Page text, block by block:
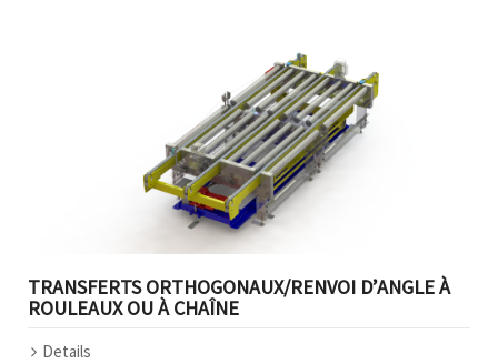
TRANSFERTS ORTHOGONAUX/RENVOI D’ANGLE À
ROULEAUX OU À CHAÎNE
Details